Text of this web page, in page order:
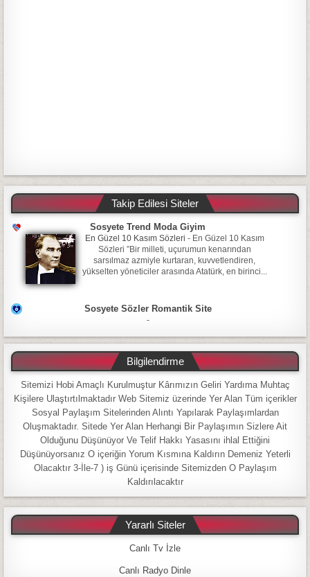
Takip Edilesi Siteler
Sosyete Trend Moda Giyim
En Güzel 10 Kasım Sözleri - En Güzel 10 Kasım
Sözleri ”Bir milleti, uçurumun kenarından
sarsılmaz azmiyle kurtaran, kuvvetlendiren,
yükselten yöneticiler arasında Atatürk, en birinci...
Sosyete Sözler Romantik Site
-
Bilgilendirme
Sitemizi Hobi Amaçlı Kurulmuştur Kârımızın Geliri Yardıma Muhtaç
Kişilere Ulaştırtılmaktadır Web Sitemiz üzerinde Yer Alan Tüm içerikler
Sosyal Paylaşım Sitelerinden Alıntı Yapılarak Paylaşımlardan
Oluşmaktadır. Sitede Yer Alan Herhangi Bir Paylaşımın Sizlere Ait
Olduğunu Düşünüyor Ve Telif Hakkı Yasasını ihlal Ettiğini
Düşünüyorsanız O içeriğin Yorum Kısmına Kaldırın Demeniz Yeterli
Olacaktır 3-İle-7 ) iş Günü içerisinde Sitemizden O Paylaşım
Kaldırılacaktır
Yararlı Siteler
Canlı Tv İzle
Canlı Radyo Dinle